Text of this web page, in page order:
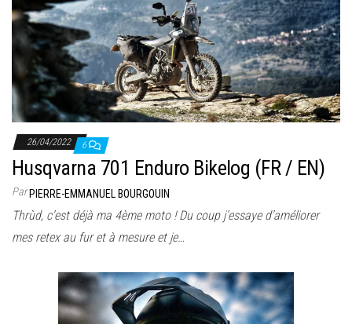
26/04/2022 6
Husqvarna 701 Enduro Bikelog (FR / EN)
ParPIERRE-EMMANUEL BOURGOUIN
Thrùd, c’est déjà ma 4ème moto ! Du coup j’essaye d’améliorer
mes retex au fur et à mesure et je…